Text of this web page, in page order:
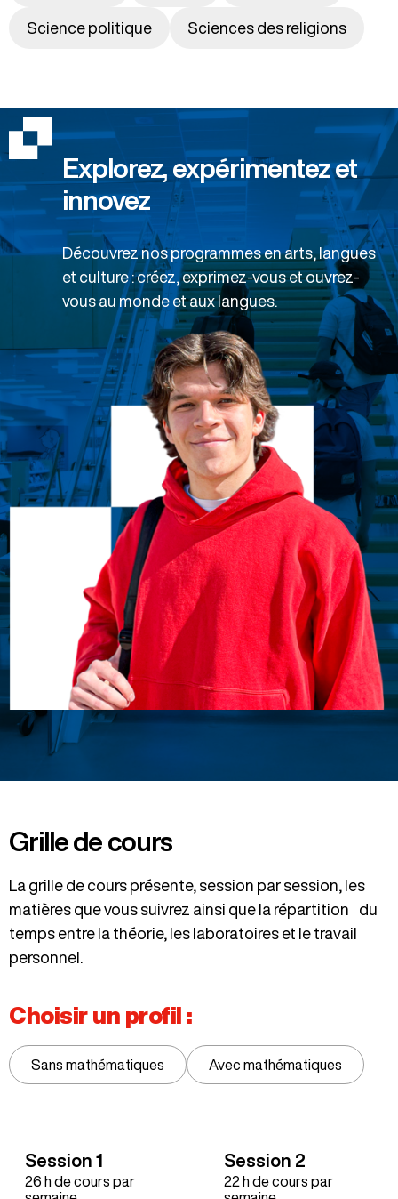
Science politique Sciences des religions
Explorez, expérimentez et
innovez
Découvrez nos programmes en arts, langues
et culture : créez, exprimez-vous et ouvrez-
vous au monde et aux langues.
Grille de cours
La grille de cours présente, session par session, les
matières que vous suivrez ainsi que la répartition du
temps entre la théorie, les laboratoires et le travail
personnel.
Choisir un profil :
Sans mathématiques Avec mathématiques
Session 1
26 h de cours par
Session 2
22 h de cours par